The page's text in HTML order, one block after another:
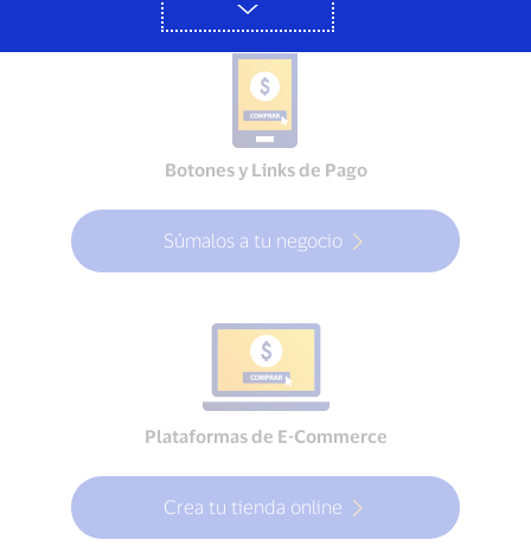
Botones y Links de Pago
Súmalos a tu negocio
Plataformas de E-Commerce
Crea tu tienda online